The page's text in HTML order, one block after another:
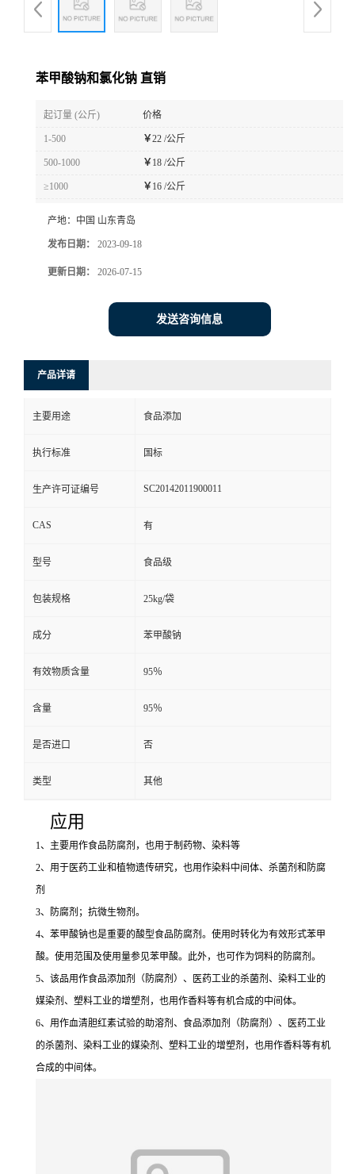
苯甲酸钠和氯化钠 直销
起订量 (公斤) 价格
1-500 ￥22 /公斤
500-1000 ￥ 18 /公斤
≥1000 ￥ 16 /公斤
产地： 中国 山东青岛
发布日期： 2023-09-18
更新日期： 2026-07-15
发送咨询信息
产品详请
主要用途 食品添加
执行标准 国标
生产许可证编号 SC20142011900011
CAS 有
型号 食品级
包装规格 25kg/袋
成分 苯甲酸钠
有效物质含量 95％
含量 95％
是否进口 否
类型 其他
应用
1、主要用作食品防腐剂，也用于制药物、染料等
2、用于医药工业和植物遗传研究，也用作染料中间体、杀菌剂和防腐
剂
3、防腐剂；抗微生物剂。
4、苯甲酸钠也是重要的酸型食品防腐剂。使用时转化为有效形式苯甲
酸。使用范围及使用量参见苯甲酸。此外，也可作为饲料的防腐剂。
5、该品用作食品添加剂（防腐剂）、医药工业的杀菌剂、染料工业的
媒染剂、塑料工业的增塑剂，也用作香料等有机合成的中间体。
6、用作血清胆红素试验的助溶剂、食品添加剂（防腐剂）、医药工业
的杀菌剂、染料工业的媒染剂、塑料工业的增塑剂，也用作香料等有机
合成的中间体。